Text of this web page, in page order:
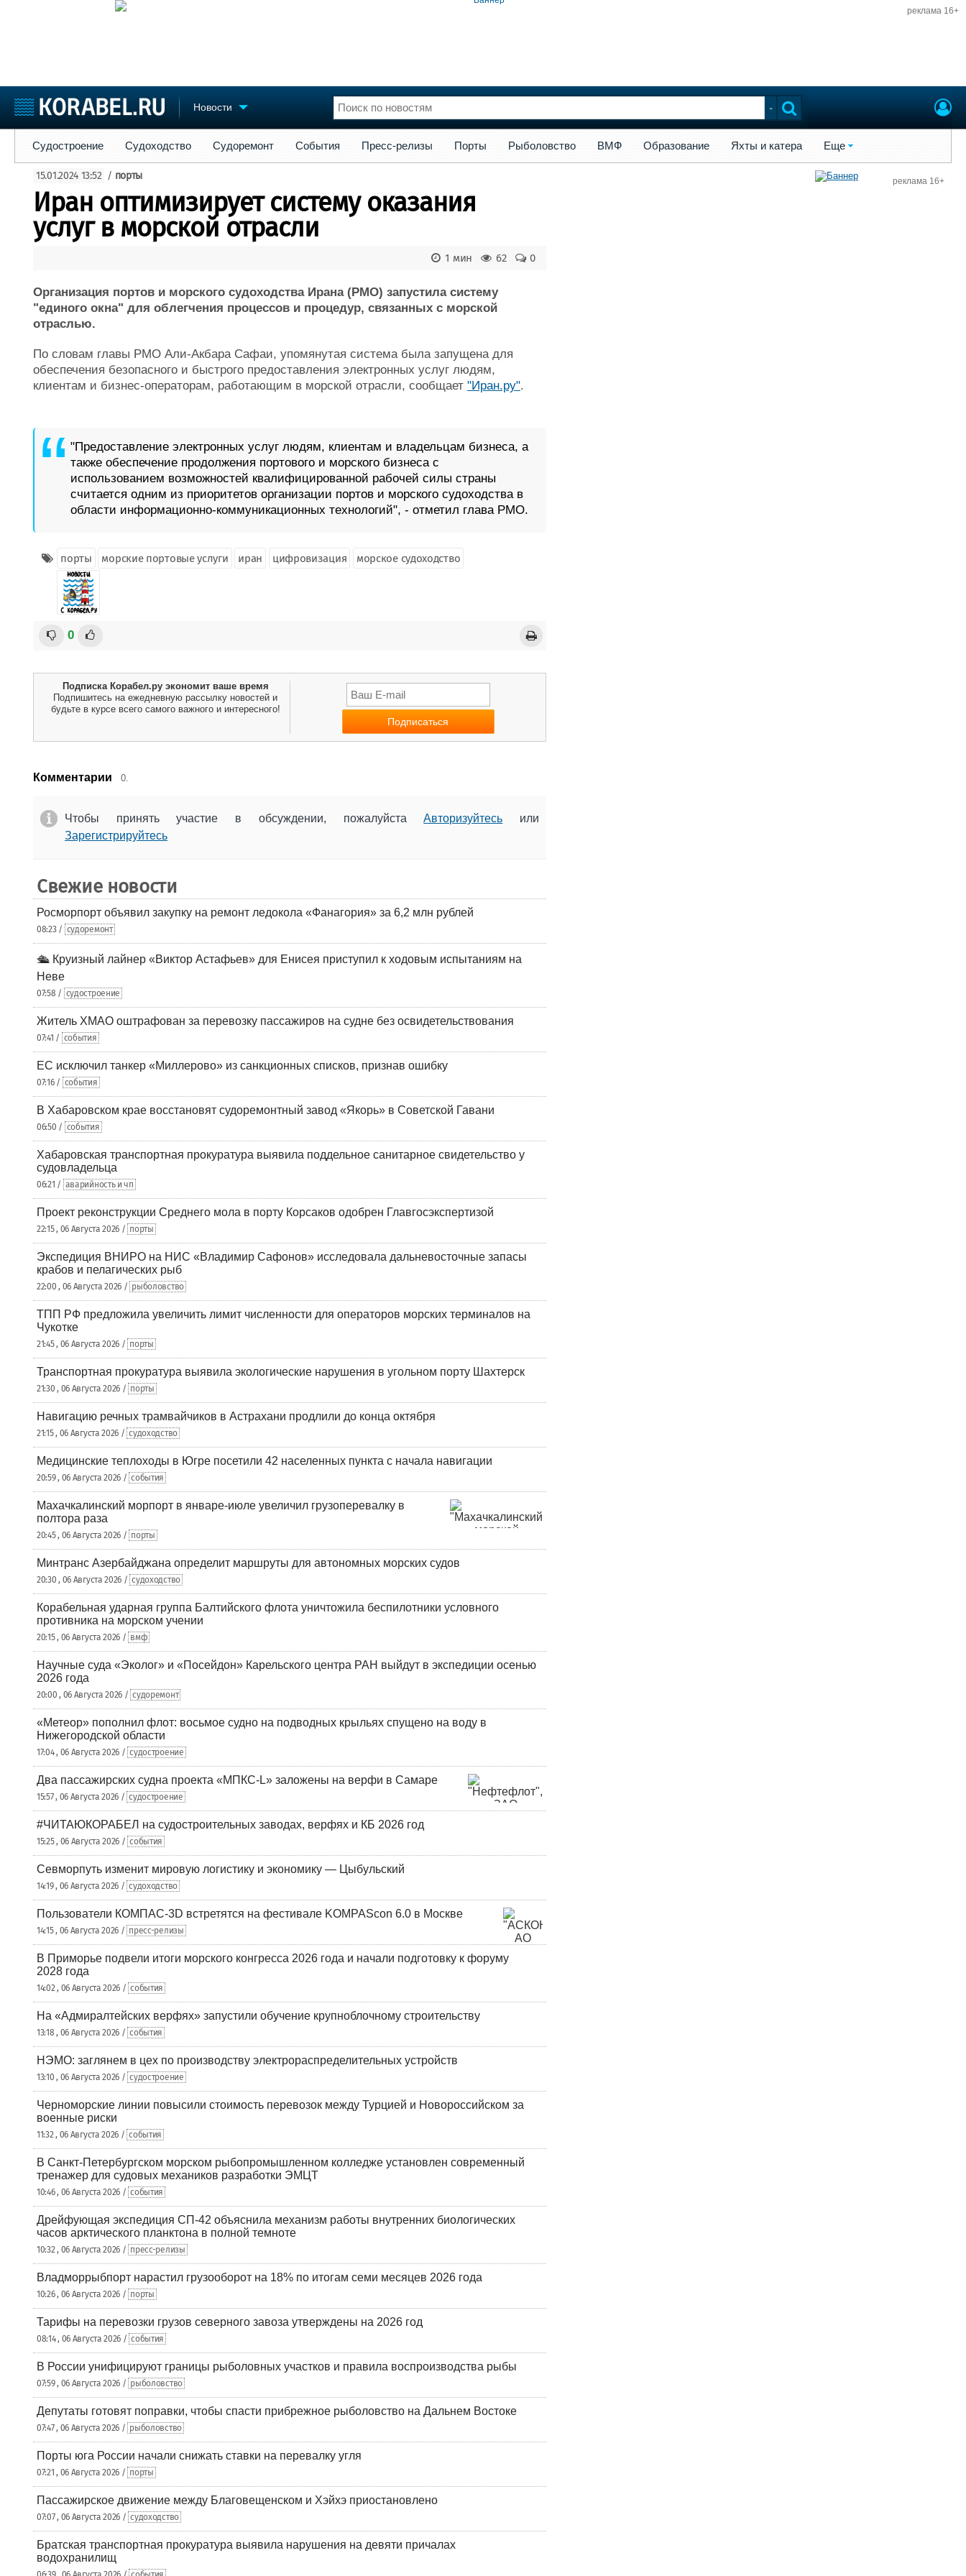
реклама 16+
Новости
Судостроение
Пульс
Новости
Компании
Репутация
Журнал
Реклама
Торговая площадка
Доска объявлений
Продажа флота
Оборудование
Изделия
Конференции
Личности
Флот
Форум
Судостроение Судоходство Судоремонт События Пресс-релизы Порты Рыболовство ВМФ Образование Яхты и катера Еще
15.01.2024 13:52 / порты
Иран оптимизирует систему оказания
услуг в морской отрасли
0
62
1 мин
Организация портов и морского судоходства Ирана (PMO) запустила систему
"единого окна" для облегчения процессов и процедур, связанных с морской
отраслью.
По словам главы PMO Али-Акбара Сафаи, упомянутая система была запущена для
обеспечения безопасного и быстрого предоставления электронных услуг людям,
клиентам и бизнес-операторам, работающим в морской отрасли, сообщает "Иран.ру".
"Предоставление электронных услуг людям, клиентам и владельцам бизнеса, а
также обеспечение продолжения портового и морского бизнеса с
использованием возможностей квалифицированной рабочей силы страны
считается одним из приоритетов организации портов и морского судоходства в
области информационно-коммуникационных технологий", - отметил глава РМО.
порты морские портовые услуги иран цифровизация морское судоходство
0
Подписка Корабел.ру экономит ваше время
Подпишитесь на ежедневную рассылку новостей и
будьте в курсе всего самого важного и интересного!
Комментарии 0.
Чтобы принять участие в обсуждении, пожалуйстаАвторизуйтесь или
Зарегистрируйтесь
Свежие новости
Росморпорт объявил закупку на ремонт ледокола «Фанагория» за 6,2 млн рублей
08:23 / судоремонт
🛳️ Круизный лайнер «Виктор Астафьев» для Енисея приступил к ходовым испытаниям на
Неве
07:58 / судостроение
Житель ХМАО оштрафован за перевозку пассажиров на судне без освидетельствования
07:41 / события
ЕС исключил танкер «Миллерово» из санкционных списков, признав ошибку
07:16 / события
В Хабаровском крае восстановят судоремонтный завод «Якорь» в Советской Гавани
06:50 / события
Хабаровская транспортная прокуратура выявила поддельное санитарное свидетельство у
судовладельца
06:21 / аварийность и чп
Проект реконструкции Среднего мола в порту Корсаков одобрен Главгосэкспертизой
22:15 , 06 Августа 2026 / порты
Экспедиция ВНИРО на НИС «Владимир Сафонов» исследовала дальневосточные запасы
крабов и пелагических рыб
22:00 , 06 Августа 2026 / рыболовство
ТПП РФ предложила увеличить лимит численности для операторов морских терминалов на
Чукотке
21:45 , 06 Августа 2026 / порты
Транспортная прокуратура выявила экологические нарушения в угольном порту Шахтерск
21:30 , 06 Августа 2026 / порты
Навигацию речных трамвайчиков в Астрахани продлили до конца октября
21:15 , 06 Августа 2026 / судоходство
Медицинские теплоходы в Югре посетили 42 населенных пункта с начала навигации
20:59 , 06 Августа 2026 / события
Махачкалинский морпорт в январе-июле увеличил грузоперевалку в
полтора раза
20:45 , 06 Августа 2026 / порты
Минтранс Азербайджана определит маршруты для автономных морских судов
20:30 , 06 Августа 2026 / судоходство
Корабельная ударная группа Балтийского флота уничтожила беспилотники условного
противника на морском учении
20:15 , 06 Августа 2026 / вмф
Научные суда «Эколог» и «Посейдон» Карельского центра РАН выйдут в экспедиции осенью
2026 года
20:00 , 06 Августа 2026 / судоремонт
«Метеор» пополнил флот: восьмое судно на подводных крыльях спущено на воду в
Нижегородской области
17:04 , 06 Августа 2026 / судостроение
Два пассажирских судна проекта «МПКС-L» заложены на верфи в Самаре
15:57 , 06 Августа 2026 / судостроение
#ЧИТАЮКОРАБЕЛ на судостроительных заводах, верфях и КБ 2026 год
15:25 , 06 Августа 2026 / события
Севморпуть изменит мировую логистику и экономику — Цыбульский
14:19 , 06 Августа 2026 / судоходство
Пользователи КОМПАС-3D встретятся на фестивале KOMPAScon 6.0 в Москве
14:15 , 06 Августа 2026 / пресс-релизы
В Приморье подвели итоги морского конгресса 2026 года и начали подготовку к форуму
2028 года
14:02 , 06 Августа 2026 / события
На «Адмиралтейских верфях» запустили обучение крупноблочному строительству
13:18 , 06 Августа 2026 / события
НЭМО: заглянем в цех по производству электрораспределительных устройств
13:10 , 06 Августа 2026 / судостроение
Черноморские линии повысили стоимость перевозок между Турцией и Новороссийском за
военные риски
11:32 , 06 Августа 2026 / события
В Санкт-Петербургском морском рыбопромышленном колледже установлен современный
тренажер для судовых механиков разработки ЭМЦТ
10:46 , 06 Августа 2026 / события
Дрейфующая экспедиция СП-42 объяснила механизм работы внутренних биологических
часов арктического планктона в полной темноте
10:32 , 06 Августа 2026 / пресс-релизы
Владморрыбпорт нарастил грузооборот на 18% по итогам семи месяцев 2026 года
10:26 , 06 Августа 2026 / порты
Тарифы на перевозки грузов северного завоза утверждены на 2026 год
08:14 , 06 Августа 2026 / события
В России унифицируют границы рыболовных участков и правила воспроизводства рыбы
07:59 , 06 Августа 2026 / рыболовство
Депутаты готовят поправки, чтобы спасти прибрежное рыболовство на Дальнем Востоке
07:47 , 06 Августа 2026 / рыболовство
Порты юга России начали снижать ставки на перевалку угля
07:21 , 06 Августа 2026 / порты
Пассажирское движение между Благовещенском и Хэйхэ приостановлено
07:07 , 06 Августа 2026 / судоходство
Братская транспортная прокуратура выявила нарушения на девяти причалах
водохранилищ
реклама 16+